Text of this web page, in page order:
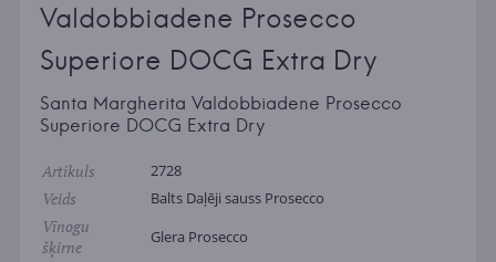
Valdobbiadene Prosecco
Superiore DOCG Extra Dry
Santa Margherita Valdobbiadene Prosecco
Superiore DOCG Extra Dry
Artikuls 2728
Veids Balts Daļēji sauss Prosecco
Vīnogu
šķirne
Glera Prosecco